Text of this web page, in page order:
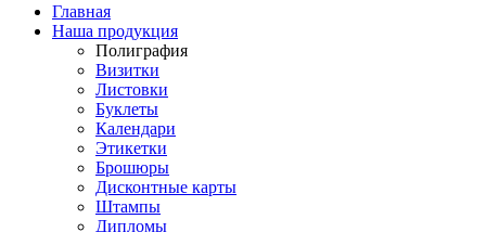
Главная
Наша продукция
Полиграфия
Визитки
Листовки
Буклеты
Календари
Этикетки
Брошюры
Дисконтные карты
Штампы
Дипломы